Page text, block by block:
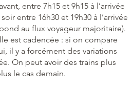
entre 7h15 et 9h15 à l’arrivée
entre 16h30 et 19h30 à l’arrivée
au flux voyageur majoritaire).
est cadencée : si on compare
il y a forcément des variations
On peut avoir des trains plus
le cas demain.